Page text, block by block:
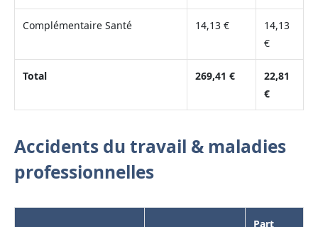
Complémentaire Santé 14,13 €
14,13
€
Total 269,41 €
22,81
€
Accidents du travail & maladies
professionnelles
Part